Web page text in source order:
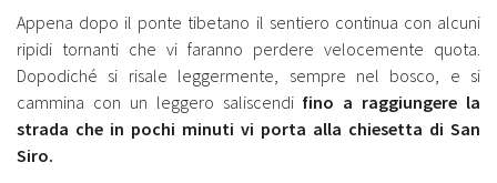
Appena dopo il ponte tibetano il sentiero continua con alcuni
ripidi tornanti che vi faranno perdere velocemente quota.
Dopodiché si risale leggermente, sempre nel bosco, e si
cammina con un leggero saliscendi fino a raggiungere la
strada che in pochi minuti vi porta alla chiesetta di San
Siro.